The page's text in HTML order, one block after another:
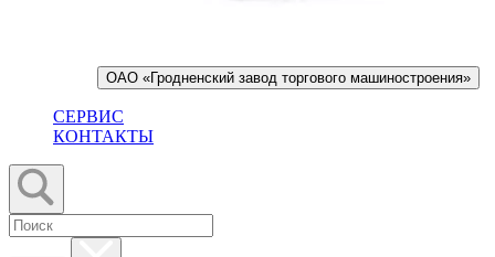
ОАО «Гродненский завод торгового машиностроения»
СЕРВИС
КОНТАКТЫ